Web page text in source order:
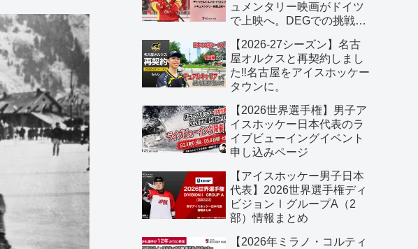
ュメンタリー映画がドイツ
で上映へ。DEGでの挑戦に
【2026-27シーズン】名古
屋オルクスと再契約しまし
た‼️名古屋をアイスホッケー
タウンに。
【2026世界選手権】男子ア
イスホッケー日本代表のラ
イブビューイングイベント
申し込みページ
【アイスホッケー男子日本
代表】2026世界選手権ディ
ビジョンⅠグループA（2
部）情報まとめ
【2026年ミラノ・コルティ